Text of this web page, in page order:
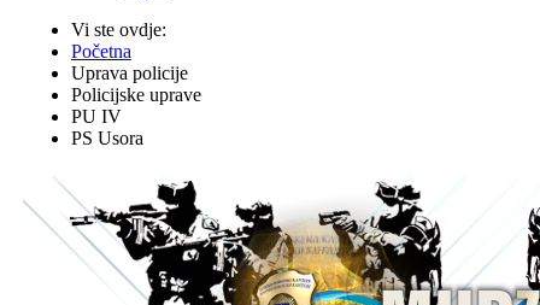
Vi ste ovdje:
Početna
Uprava policije
Policijske uprave
PU IV
PS Usora